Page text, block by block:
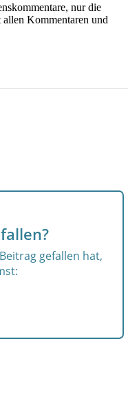
nur die
allen Kommentaren und
gefallen hat,